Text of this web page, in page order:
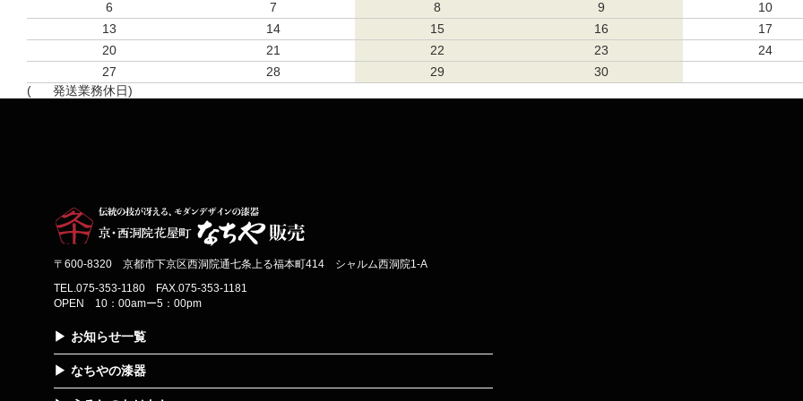
6
7 8 9 10
13
14 15 16 17
20
21 22 23 24
27
28 29
30
(
発送業務休日)
〒600-8320 京都市下京区西洞院通七条上る福本町414 シャルム西洞院1-A
TEL.075-353-1180 FAX.075-353-1181
OPEN 10：00amー5：00pm
お知らせ一覧
なちやの漆器